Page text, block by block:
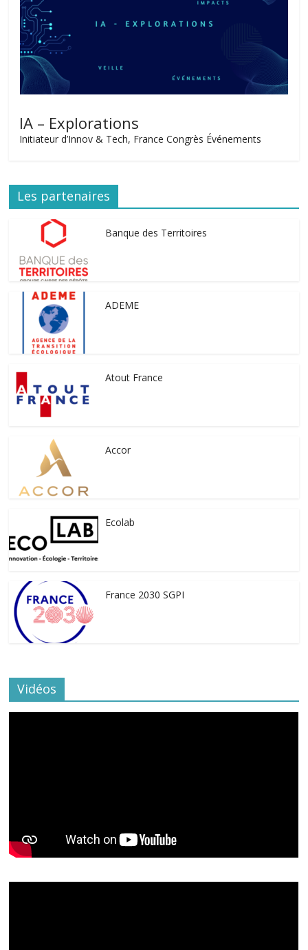
IA – Explorations
Initiateur d’Innov & Tech, France Congrès Événements
Les partenaires
Banque des Territoires
ADEME
Atout France
Accor
Ecolab
France 2030 SGPI
Vidéos